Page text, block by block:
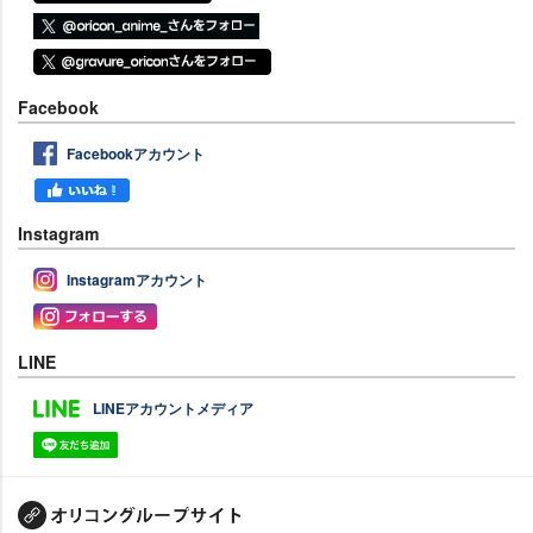
Facebook
Facebookアカウント
Instagram
Instagramアカウント
LINE
LINEアカウントメディア